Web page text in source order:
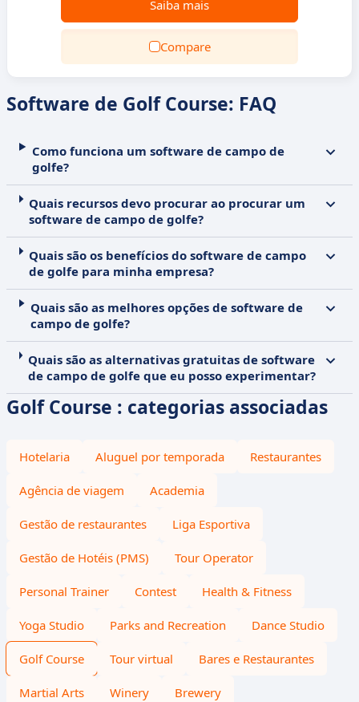
Saiba mais
Compare
Software de Golf Course: FAQ
Como funciona um software de campo de
golfe?
Quais recursos devo procurar ao procurar um
software de campo de golfe?
Quais são os benefícios do software de campo
de golfe para minha empresa?
Quais são as melhores opções de software de
campo de golfe?
Quais são as alternativas gratuitas de software
de campo de golfe que eu posso experimentar?
Golf Course : categorias associadas
Hotelaria Aluguel por temporada Restaurantes
Agência de viagem Academia
Gestão de restaurantes Liga Esportiva
Gestão de Hotéis (PMS) Tour Operator
Personal Trainer Contest Health & Fitness
Yoga Studio Parks and Recreation Dance Studio
Golf Course Tour virtual Bares e Restaurantes
Martial Arts Winery Brewery